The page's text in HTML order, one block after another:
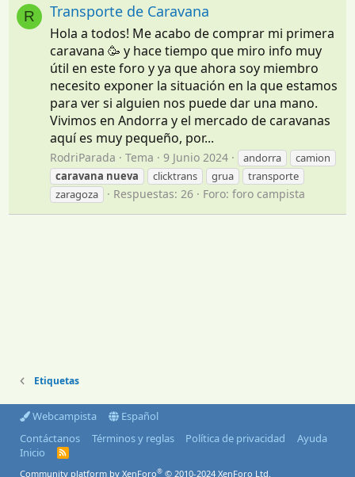
R Transporte de Caravana
Hola a todos! Me acabo de comprar mi primera
caravana 🥳 y hace tiempo que miro info muy
útil en este foro y ya que ahora soy miembro
necesito exponer la situación en la que estamos
para ver si alguien nos puede dar una mano.
Vivimos en Andorra y el mercado de caravanas
aquí es muy pequeño, por...
RodriParada Tema 9 Junio 2024 andorra
camion
caravana nueva clicktrans grua
transporte
zaragoza
Respuestas: 26 Foro:foro campista
Etiquetas
Webcampista
Español
Contáctanos
Términos y reglas Política de privacidad
Ayuda
Inicio
R
S
Community platform by XenForo® © 2010-2024 XenForo Ltd.